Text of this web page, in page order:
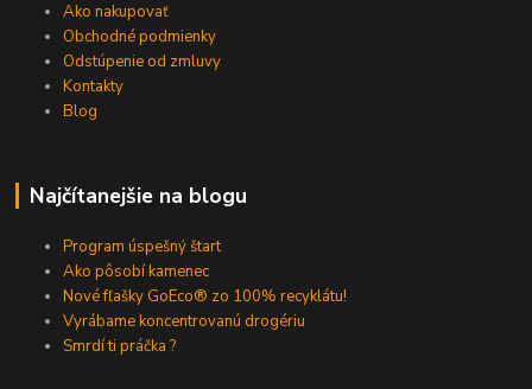
Ako nakupovať
Obchodné podmienky
Odstúpenie od zmluvy
Kontakty
Blog
Najčítanejšie na blogu
Program úspešný štart
Ako pôsobí kamenec
Nové fľašky GoEco® zo 100% recyklátu!
Vyrábame koncentrovanú drogériu
Smrdí ti práčka ?